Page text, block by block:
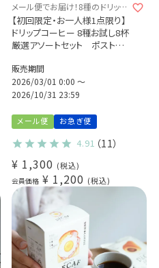
メール便でお届け！8種のドリップ
コーヒーをお試し♪
【初回限定・お一人様1点限り】
ドリップコーヒー 8種お試し8杯
厳選アソートセット ポストに
販売期間
2026/03/01 0:00〜
2026/10/31 23:59
メール便 お急ぎ便
4.91 （11）
¥ 1,300 税込
会員価格 ¥ 1,200 税込